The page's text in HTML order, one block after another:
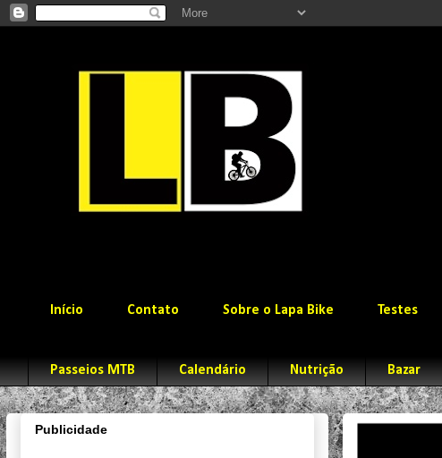
Início Contato Sobre o Lapa Bike Testes
Passeios MTB Calendário Nutrição Bazar
Publicidade